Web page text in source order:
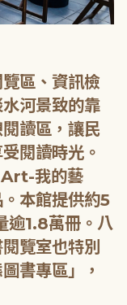
區、資訊檢
河景致的靠
讀區，讓民
閱讀時光。
Art-我的藝
本館提供約5
逾1.8萬冊。八
覽室也特別
書專區」，